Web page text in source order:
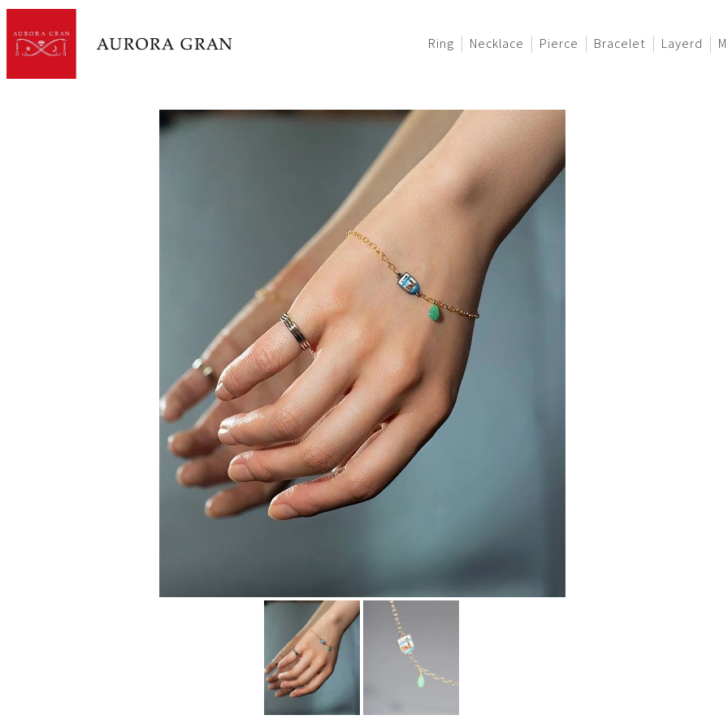
Ring Necklace Pierce Bracelet Layerd